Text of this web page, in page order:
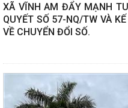
XÃ VĨNH AM ĐẨY MẠNH
QUYẾT SỐ 57-NQ/TW VÀ
VỀ CHUYỂN ĐỔI SỐ.